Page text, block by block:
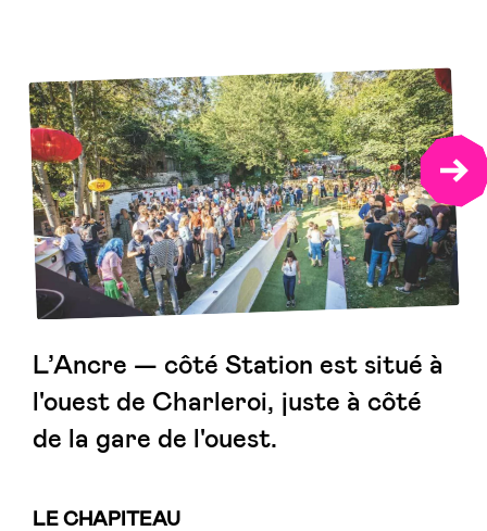
L’Ancre — côté Station est situé à
l'ouest de Charleroi, juste à côté
de la gare de l'ouest.
LE CHAPITEAU